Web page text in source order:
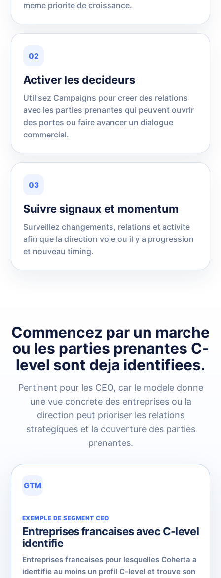
meme priorite de croissance.
02
Activer les decideurs
Utilisez Campaigns pour creer des relations
avec les parties prenantes qui peuvent ouvrir
des portes ou faire avancer un dialogue
commercial.
03
Suivre signaux et momentum
Surveillez changements, relations et activite
afin que la direction voie ou il y a progression
et nouveau timing.
Commencez par un marche
ou les parties prenantes C-
level sont deja identifiees.
Pertinent pour les CEO, car le modele donne
une vue concrete des entreprises ou la
direction peut prioriser les relations
strategiques et la couverture des parties
prenantes.
GTM
EXEMPLE DE SEGMENT CEO
Entreprises francaises avec C-level
identifie
Entreprises francaises pour lesquelles Coherta a
identifie au moins un profil C-level et trouve son